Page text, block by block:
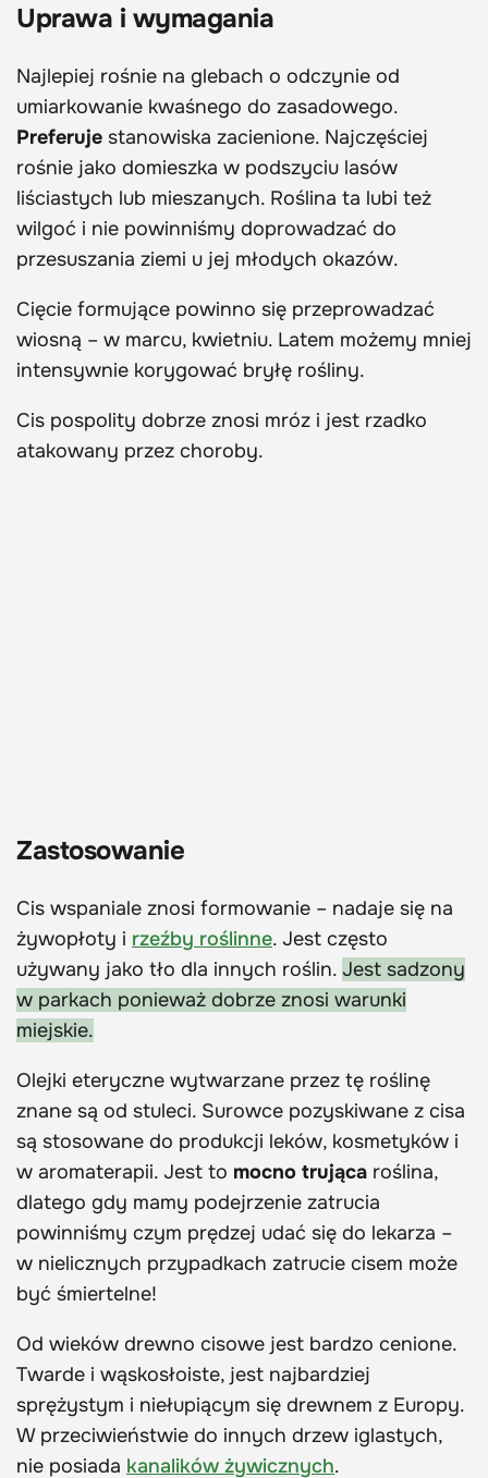
Uprawa i wymagania
Najlepiej rośnie na glebach o odczynie od
umiarkowanie kwaśnego do zasadowego.
Preferuje stanowiska zacienione. Najczęściej
rośnie jako domieszka w podszyciu lasów
liściastych lub mieszanych. Roślina ta lubi też
wilgoć i nie powinniśmy doprowadzać do
przesuszania ziemi u jej młodych okazów.
Cięcie formujące powinno się przeprowadzać
wiosną – w marcu, kwietniu. Latem możemy mniej
intensywnie korygować bryłę rośliny.
Cis pospolity dobrze znosi mróz i jest rzadko
atakowany przez choroby.
Zastosowanie
Cis wspaniale znosi formowanie – nadaje się na
żywopłoty i rzeźby roślinne. Jest często
używany jako tło dla innych roślin. Jest sadzony
w parkach ponieważ dobrze znosi warunki
miejskie.
Olejki eteryczne wytwarzane przez tę roślinę
znane są od stuleci. Surowce pozyskiwane z cisa
są stosowane do produkcji leków, kosmetyków i
w aromaterapii. Jest to mocno trująca roślina,
dlatego gdy mamy podejrzenie zatrucia
powinniśmy czym prędzej udać się do lekarza –
w nielicznych przypadkach zatrucie cisem może
być śmiertelne!
Od wieków drewno cisowe jest bardzo cenione.
Twarde i wąskosłoiste, jest najbardziej
sprężystym i niełupiącym się drewnem z Europy.
W przeciwieństwie do innych drzew iglastych,
nie posiada kanalików żywicznych.